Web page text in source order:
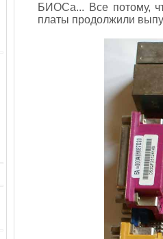
БИОСа... Все потому,
платы продолжили